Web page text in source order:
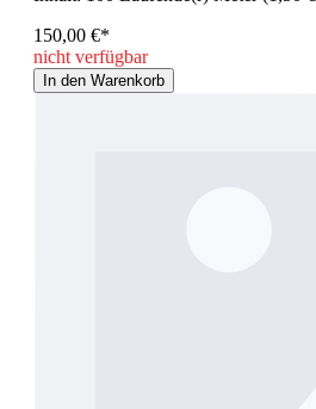
150,00 €*
nicht verfügbar
In den Warenkorb